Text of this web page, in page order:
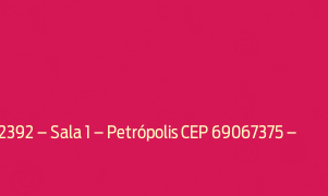
– Sala 1 – Petrópolis CEP 69067375 –